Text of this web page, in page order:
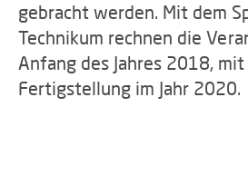
gebracht werden. Mit dem
Technikum rechnen die
Anfang des Jahres 2018,
Fertigstellung im Jahr 2020.